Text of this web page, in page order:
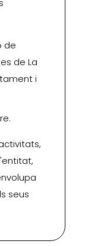
de
de La
i
seus